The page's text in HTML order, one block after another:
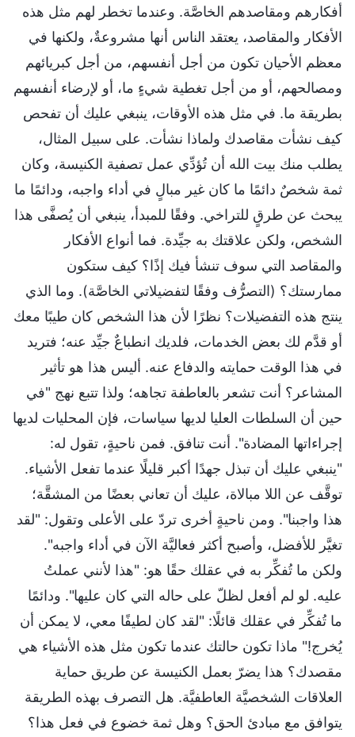
أفكارهم ومقاصدهم الخاصَّة. وعندما تخطر لهم مثل هذه
الأفكار والمقاصد، يعتقد الناس أنها مشروعةٌ، ولكنها في
معظم الأحيان تكون من أجل أنفسهم، من أجل كبريائهم
ومصالحهم، أو من أجل تغطية شيءٍ ما، أو لإرضاء أنفسهم
بطريقة ما. في مثل هذه الأوقات، ينبغي عليك أن تفحص
كيف نشأت مقاصدك ولماذا نشأت. على سبيل المثال،
يطلب منك بيت الله أن تُؤدِّي عمل تصفية الكنيسة، وكان
ثمة شخصٌ دائمًا ما كان غير مبالٍ في أداء واجبه، ودائمًا ما
يبحث عن طرقٍ للتراخي. وفقًا للمبدأ، ينبغي أن يُصفَّى هذا
الشخص، ولكن علاقتك به جيِّدة. فما أنواع الأفكار
والمقاصد التي سوف تنشأ فيك إذًا؟ كيف ستكون
ممارستك؟ (التصرُّف وفقًا لتفضيلاتي الخاصَّة). وما الذي
ينتج هذه التفضيلات؟ نظرًا لأن هذا الشخص كان طيبًا معك
أو قدَّم لك بعض الخدمات، فلديك انطباعٌ جيِّد عنه؛ فتريد
في هذا الوقت حمايته والدفاع عنه. أليس هذا هو تأثير
المشاعر؟ أنت تشعر بالعاطفة تجاهه؛ ولذا تتبع نهج "في
حين أن السلطات العليا لديها سياسات، فإن المحليات لديها
إجراءاتها المضادة". أنت تنافق. فمن ناحيةٍ، تقول له:
"ينبغي عليك أن تبذل جهدًا أكبر قليلًا عندما تفعل الأشياء.
توقَّف عن اللا مبالاة، عليك أن تعاني بعضًا من المشقَّة؛
هذا واجبنا". ومن ناحيةٍ أخرى تردّ على الأعلى وتقول: "لقد
تغيَّر للأفضل، وأصبح أكثر فعاليَّة الآن في أداء واجبه".
ولكن ما تُفكِّر به في عقلك حقًا هو: "هذا لأنني عملتُ
عليه. لو لم أفعل لظلّ على حاله التي كان عليها". ودائمًا
ما تُفكِّر في عقلك قائلًا: "لقد كان لطيفًا معي، لا يمكن أن
يُخرج!" ماذا تكون حالتك عندما تكون مثل هذه الأشياء هي
مقصدك؟ هذا يضرّ بعمل الكنيسة عن طريق حماية
العلاقات الشخصيَّة العاطفيَّة. هل التصرف بهذه الطريقة
يتوافق مع مبادئ الحق؟ وهل ثمة خضوع في فعل هذا؟